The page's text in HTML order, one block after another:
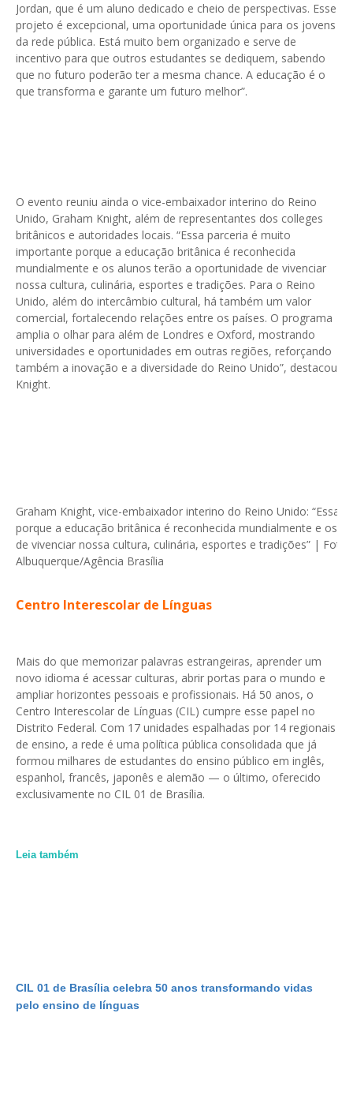
Jordan, que é um aluno dedicado e cheio de perspectivas. Esse
projeto é excepcional, uma oportunidade única para os jovens
da rede pública. Está muito bem organizado e serve de
incentivo para que outros estudantes se dediquem, sabendo
que no futuro poderão ter a mesma chance. A educação é o
que transforma e garante um futuro melhor”.
O evento reuniu ainda o vice-embaixador interino do Reino
Unido, Graham Knight, além de representantes dos colleges
britânicos e autoridades locais. “Essa parceria é muito
importante porque a educação britânica é reconhecida
mundialmente e os alunos terão a oportunidade de vivenciar
nossa cultura, culinária, esportes e tradições. Para o Reino
Unido, além do intercâmbio cultural, há também um valor
comercial, fortalecendo relações entre os países. O programa
amplia o olhar para além de Londres e Oxford, mostrando
universidades e oportunidades em outras regiões, reforçando
também a inovação e a diversidade do Reino Unido”, destacou
Knight.
Graham Knight, vice-embaixador interino do Reino Unido: “Essa
porque a educação britânica é reconhecida mundialmente e os
de vivenciar nossa cultura, culinária, esportes e tradições” | Foto:
Albuquerque/Agência Brasília
Centro Interescolar de Línguas
Mais do que memorizar palavras estrangeiras, aprender um
novo idioma é acessar culturas, abrir portas para o mundo e
ampliar horizontes pessoais e profissionais. Há 50 anos, o
Centro Interescolar de Línguas (CIL) cumpre esse papel no
Distrito Federal. Com 17 unidades espalhadas por 14 regionais
de ensino, a rede é uma política pública consolidada que já
formou milhares de estudantes do ensino público em inglês,
espanhol, francês, japonês e alemão — o último, oferecido
exclusivamente no CIL 01 de Brasília.
Leia também
CIL 01 de Brasília celebra 50 anos transformando vidas
pelo ensino de línguas